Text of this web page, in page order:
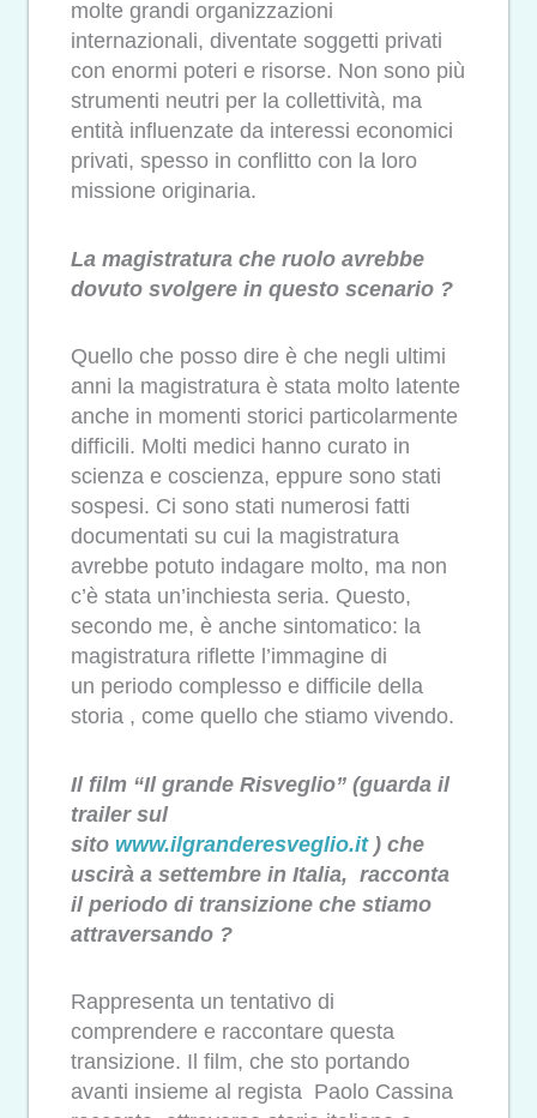
molte grandi organizzazioni
internazionali, diventate soggetti privati
con enormi poteri e risorse. Non sono più
strumenti neutri per la collettività, ma
entità influenzate da interessi economici
privati, spesso in conflitto con la loro
missione originaria.
La magistratura che ruolo avrebbe
dovuto svolgere in questo scenario ?
Quello che posso dire è che negli ultimi
anni la magistratura è stata molto latente
anche in momenti storici particolarmente
difficili. Molti medici hanno curato in
scienza e coscienza, eppure sono stati
sospesi. Ci sono stati numerosi fatti
documentati su cui la magistratura
avrebbe potuto indagare molto, ma non
c’è stata un’inchiesta seria. Questo,
secondo me, è anche sintomatico: la
magistratura riflette l’immagine di
un periodo complesso e difficile della
storia , come quello che stiamo vivendo.
Il film “Il grande Risveglio” (guarda il
trailer sul
sito www.ilgranderesveglio.it ) che
uscirà a settembre in Italia, racconta
il periodo di transizione che stiamo
attraversando ?
Rappresenta un tentativo di
comprendere e raccontare questa
transizione. Il film, che sto portando
avanti insieme al regista Paolo Cassina